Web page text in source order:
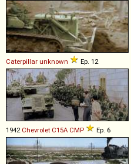
Caterpillar unknown Ep. 12
1942 Chevrolet C15A CMP Ep. 6